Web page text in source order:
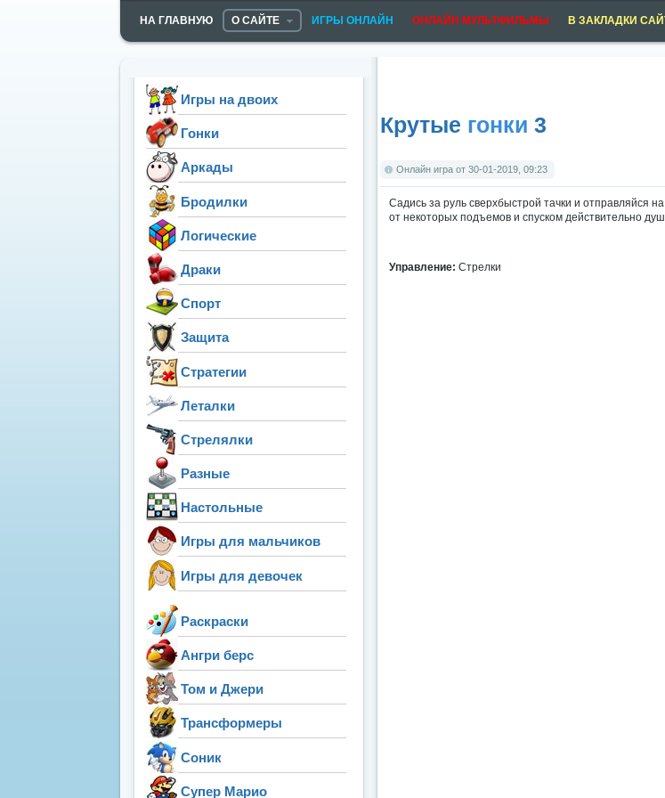
НА ГЛАВНУЮ О САЙТЕ ИГРЫ ОНЛАЙН ОНЛАЙН МУЛЬТФИЛЬМЫ
В ЗАКЛАДКИ
Крутые гонки 3
Онлайн игра от 30-01-2019, 09:23
Садись за руль сверхбыстрой тачки и отправляйся
от некоторых подъемов и спуском действительно
Управление: Стрелки
Игры на двоих
Гонки
Аркады
Бродилки
Логические
Драки
Спорт
Защита
Стратегии
Леталки
Стрелялки
Разные
Настольные
Игры для мальчиков
Игры для девочек
Раскраски
Ангри берс
Том и Джери
Трансформеры
Соник
Супер Марио